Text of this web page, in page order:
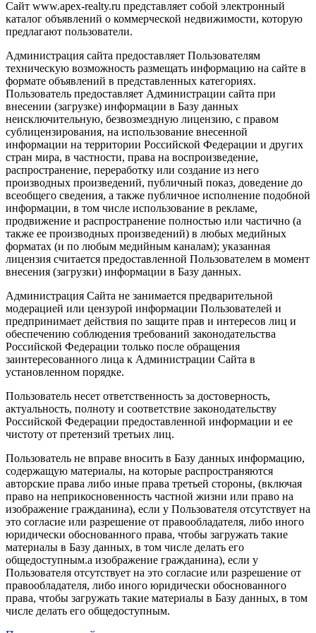
Сайт www.apex-realty.ru представляет собой электронный
каталог объявлений о коммерческой недвижимости, которую
предлагают пользователи.
Администрация сайта предоставляет Пользователям
техническую возможность размещать информацию на сайте в
формате объявлений в представленных категориях.
Пользователь предоставляет Администрации сайта при
внесении (загрузке) информации в Базу данных
неисключительную, безвозмездную лицензию, с правом
сублицензирования, на использование внесенной
информации на территории Российской Федерации и других
стран мира, в частности, права на воспроизведение,
распространение, переработку или создание из него
производных произведений, публичный показ, доведение до
всеобщего сведения, а также публичное исполнение подобной
информации, в том числе использование в рекламе,
продвижение и распространение полностью или частично (а
также ее производных произведений) в любых медийных
форматах (и по любым медийным каналам); указанная
лицензия считается предоставленной Пользователем в момент
внесения (загрузки) информации в Базу данных.
Администрация Сайта не занимается предварительной
модерацией или цензурой информации Пользователей и
предпринимает действия по защите прав и интересов лиц и
обеспечению соблюдения требований законодательства
Российской Федерации только после обращения
заинтересованного лица к Администрации Сайта в
установленном порядке.
Пользователь несет ответственность за достоверность,
актуальность, полноту и соответствие законодательству
Российской Федерации предоставленной информации и ее
чистоту от претензий третьих лиц.
Пользователь не вправе вносить в Базу данных информацию,
содержащую материалы, на которые распространяются
авторские права либо иные права третьей стороны, (включая
право на неприкосновенность частной жизни или право на
изображение гражданина), если у Пользователя отсутствует на
это согласие или разрешение от правообладателя, либо иного
юридически обоснованного права, чтобы загружать такие
материалы в Базу данных, в том числе делать его
общедоступным.а изображение гражданина), если у
Пользователя отсутствует на это согласие или разрешение от
правообладателя, либо иного юридически обоснованного
права, чтобы загружать такие материалы в Базу данных, в том
числе делать его общедоступным.